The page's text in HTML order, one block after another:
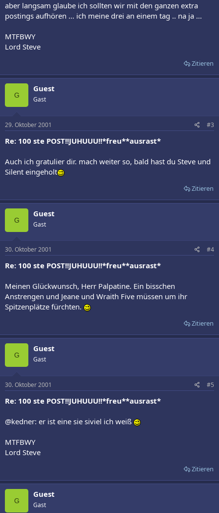
aber langsam glaube ich sollten wir mit den ganzen extra
postings aufhören ... ich meine drei an einem tag .. na ja ...
MTFBWY
Lord Steve
Zitieren
G
Guest
Gast
29. Oktober 2001 #3
Re: 100 ste POST!!JUHUUU!!*freu**ausrast*
Auch ich gratulier dir. mach weiter so, bald hast du Steve und
Silent eingeholt
Zitieren
G
Guest
Gast
30. Oktober 2001 #4
Re: 100 ste POST!!JUHUUU!!*freu**ausrast*
Meinen Glückwunsch, Herr Palpatine. Ein bisschen
Anstrengen und Jeane und Wraith Five müssen um ihr
Spitzenplätze fürchten.
Zitieren
G
Guest
Gast
30. Oktober 2001 #5
Re: 100 ste POST!!JUHUUU!!*freu**ausrast*
@kedner: er ist eine sie siviel ich weiß
MTFBWY
Lord Steve
Zitieren
G
Guest
Gast